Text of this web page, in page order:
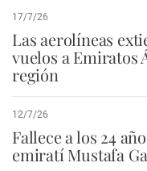
17/7/26
Las aerolíneas
vuelos a Emiratos
región
12/7/26
Fallece a los 24
emiratí Mustafa